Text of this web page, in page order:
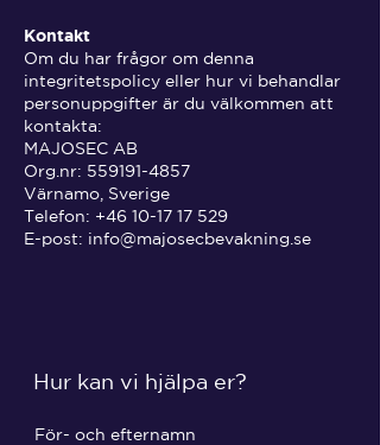
Kontakt
Om du har frågor om denna
integritetspolicy eller hur vi behandlar
personuppgifter är du välkommen att
kontakta:
MAJOSEC AB
Org.nr: 559191-4857
Värnamo, Sverige
Telefon: +46 10-17 17 529
E-post: info@majosecbevakning.se
Hur kan vi hjälpa er?
För- och efternamn